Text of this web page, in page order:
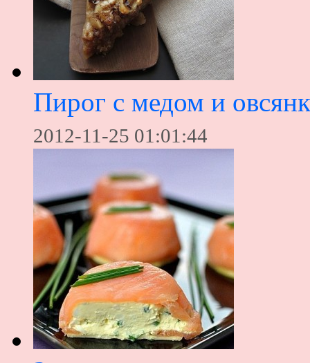
Пирог с медом и
2012-11-25 01:01:44